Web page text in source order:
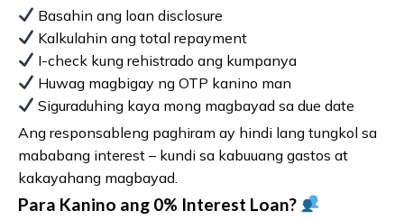
Basahin ang loan disclosure
Kalkulahin ang total repayment
I-check kung rehistrado ang kumpanya
Huwag magbigay ng OTP kanino man
Siguraduhing kaya mong magbayad sa due date
Ang responsableng paghiram ay hindi lang tungkol sa
mababang interest – kundi sa kabuuang gastos at
kakayahang magbayad.
Para Kanino ang 0% Interest Loan?